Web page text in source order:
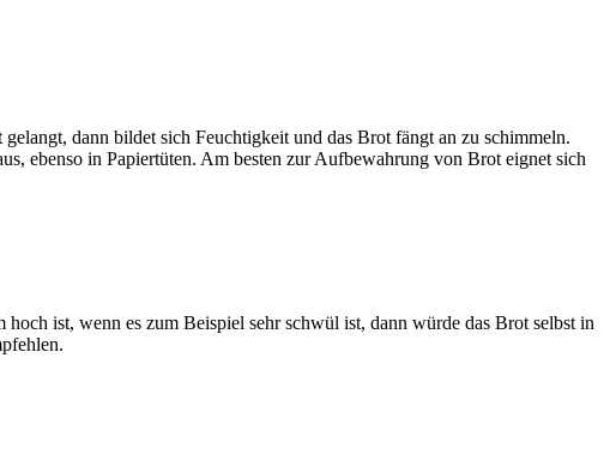
dann bildet sich Feuchtigkeit und das Brot fängt an zu schimmeln.
ebenso in Papiertüten. Am besten zur Aufbewahrung von Brot eignet sich
ist, wenn es zum Beispiel sehr schwül ist, dann würde das Brot selbst in